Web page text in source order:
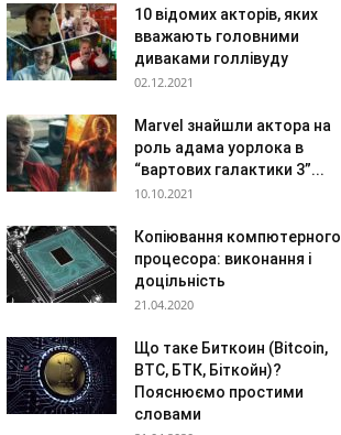
10 відомих акторів, яких
вважають головними
диваками голлівуду
02.12.2021
Marvel знайшли актора на
роль адама уорлока в
“вартових галактики 3”...
10.10.2021
Копіювання компютерного
процесора: виконання і
доцільність
21.04.2020
Що таке Биткоин (Bitcoin,
BTC, БТК, Біткойн)?
Пояснюємо простими
словами